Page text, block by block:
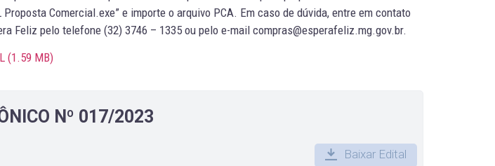
Proposta Comercial.exe” e importe o arquivo PCA. Em caso de dúvida, entre em contato
Feliz pelo telefone (32) 3746 – 1335 ou pelo e-mail compras@esperafeliz.mg.gov.br.
(1.59 MB)
Nº 017/2023
Baixar Edital